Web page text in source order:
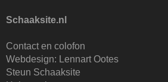
25 augustus 2026 · Bunschoten-Spakenburg
27 augustus 2026 · Delft
KC Open
Schaaksite.nl
Contact en colofon
Webdesign: Lennart Ootes
Steun Schaaksite